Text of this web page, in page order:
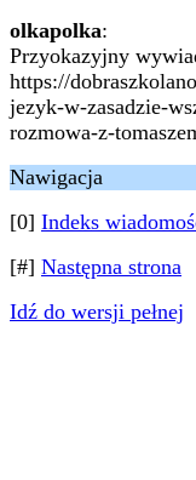
olkapolka:
Przyokazyjny
https://
jezyk-w-zasadzie-
rozmowa-z-
Nawigacja
[0] Indeks
[#] Następna strona
Idź do wersji pełnej